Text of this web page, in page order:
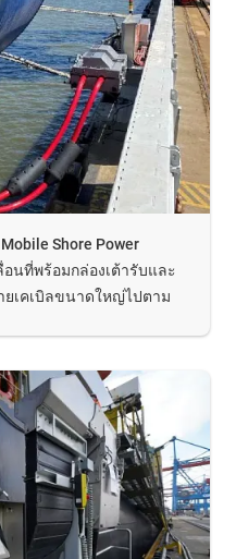
Shore Power
นที่พร้อมกล่องเต้ารับและ
ยเคเบิลขนาดใหญ่ไปตาม